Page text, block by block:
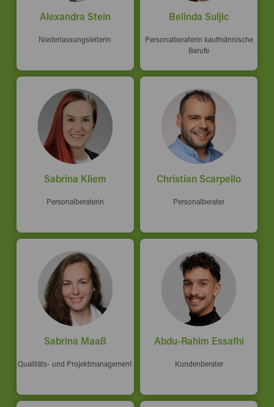
Alexandra Stein
Niederlassungsleiterin
Belinda Suljic
Personalberaterin kaufmännische
Berufe
Sabrina Kliem
Personalberaterin
Christian Scarpello
Personalberater
Sabrina Maaß
Qualitäts- und Projektmanagement
Abdu-Rahim Essafhi
Kundenberater